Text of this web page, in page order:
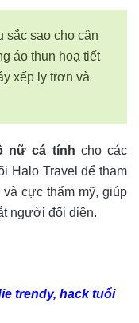
sắc sao cho cân
áo thun hoạ tiết
xếp ly trơn và
nữ cá tính cho các
Halo Travel để tham
và cực thẩm mỹ, giúp
người đối diện.
trendy, hack tuổi